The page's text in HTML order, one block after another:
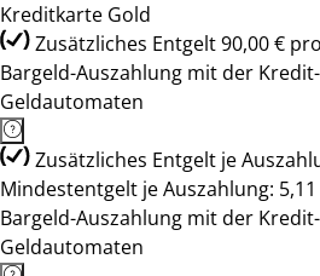
Kreditkarte Gold
Zusätzliches Entgelt 90,00 €
Bargeld-Auszahlung mit der
Geldautomaten
Zusätzliches Entgelt je
Mindestentgelt je Auszahlung: 5,11
Bargeld-Auszahlung mit der
Geldautomaten